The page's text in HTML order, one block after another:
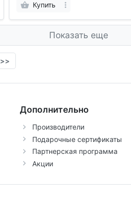
Купить
Показать еще
>>
Дополнительно
Производители
Подарочные сертификаты
Партнерская программа
Акции